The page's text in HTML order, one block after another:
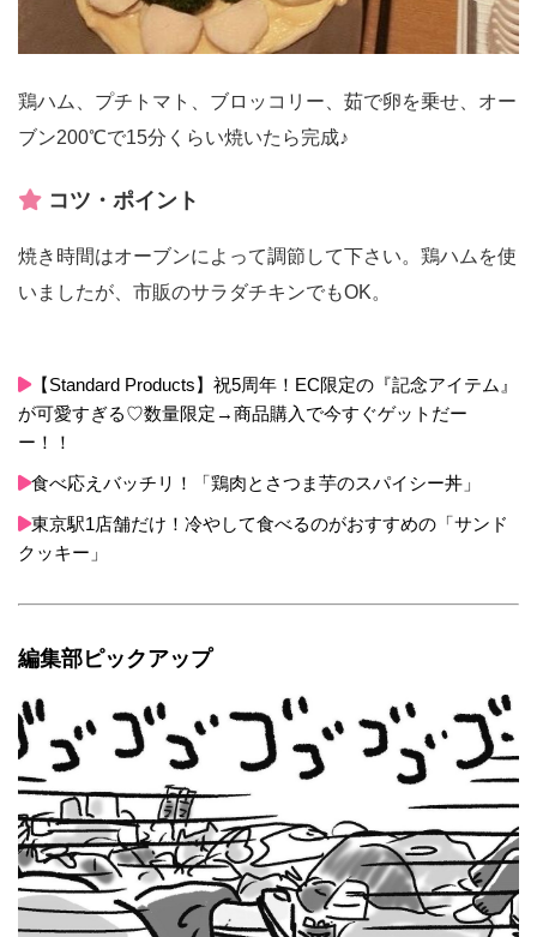
鶏ハム、プチトマト、ブロッコリー、茹で卵を乗せ、オー
ブン200℃で15分くらい焼いたら完成♪
コツ・ポイント
焼き時間はオーブンによって調節して下さい。鶏ハムを使
いましたが、市販のサラダチキンでもOK。
【Standard Products】祝5周年！EC限定の『記念アイテム』
が可愛すぎる♡数量限定→商品購入で今すぐゲットだー
ー！！
食べ応えバッチリ！「鶏肉とさつま芋のスパイシー丼」
東京駅1店舗だけ！冷やして食べるのがおすすめの「サンド
クッキー」
編集部ピックアップ